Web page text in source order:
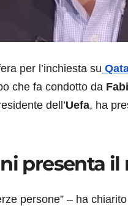
per l’inchiesta su
che fa condotto da
dell’Uefa, ha
presenta
persone” – ha